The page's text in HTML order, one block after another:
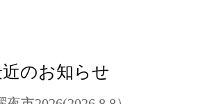
のお知らせ